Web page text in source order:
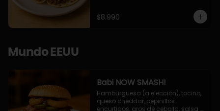
$8.990
Mundo EEUU
Babi NOW SMASH!
Hamburguesa (a elección), tocino,
queso cheddar, pepinillos
encurtidos, aros de cebolla, salsa